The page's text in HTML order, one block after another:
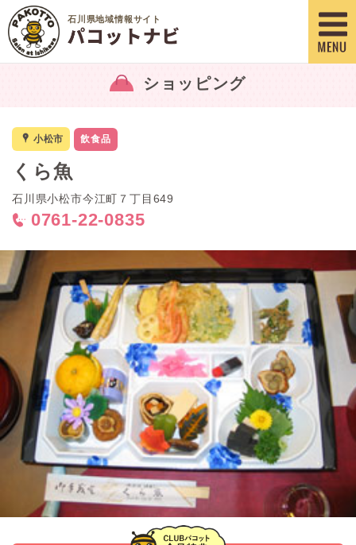
石川県地域情報サイト
ショッピング
x 小松市 飲食品
くら魚
石川県小松市今江町７丁目649
< 0761-22-0835